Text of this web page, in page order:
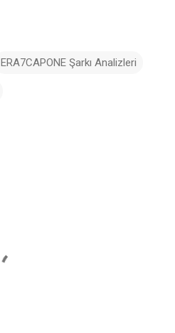
ERA7CAPONE Şarkı Analizleri